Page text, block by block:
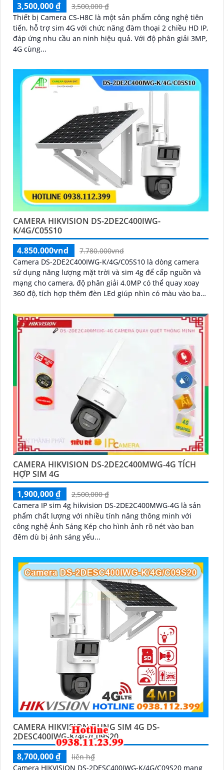
3,500,000 ₫
3,500,000 ₫
Thiết bị Camera CS-H8C là một sản phẩm công nghệ tiên
tiến, hỗ trợ sim 4G với chức năng đàm thoại 2 chiều HD IP,
đáp ứng nhu cầu an ninh hiệu quả. Với độ phân giải 3MP,
4G cùng...
CAMERA HIKVISION DS-2DE2C400IWG-
K/4G/C05S10
4.850.000vnd
7.780.000vnd
Camera DS-2DE2C400IWG-K/4G/C05S10 là dòng camera
sử dụng năng lượng mặt trời và sim 4g để cấp nguồn và
mạng cho camera, độ phân giải 4.0MP có thể quay xoay
360 độ, tích hợp thêm đèn LEd giúp nhìn có màu vào ban
CAMERA HIKVISION DS-2DE2C400MWG-4G TÍCH
HỢP SIM 4G
1,900,000 ₫
2,500,000 ₫
Camera IP sim 4g hikvision DS-2DE2C400MWG-4G là sản
phẩm chất lượng với nhiều tính năng thông minh với
công nghệ Ánh Sáng Kép cho hình ảnh rõ nét vào ban
đêm dù bị ánh sáng yếu...
CAMERA HIKVISION DUNG SIM 4G DS-
2DESC400IWG-K/4G/C09S20
8,700,000 ₫
liên h₫
Camera HIKVISION DS-2DESC400IWG-K/4G/C09S20 mang